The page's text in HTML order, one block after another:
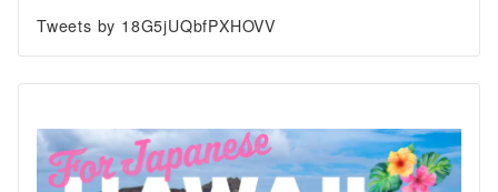
Tweets by 18G5jUQbfPXHOVV